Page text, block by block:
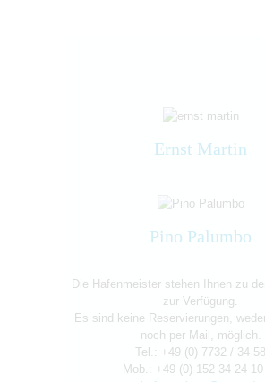
Ernst Martin
Pino Palumbo
Die Hafenmeister stehen Ihnen zu
zur Verfügung.
Es sind keine Reservierungen,
noch per Mail, möglich.
Tel.: +49 (0) 7732 / 34 58
Mob.: +49 (0) 152 34 24 10